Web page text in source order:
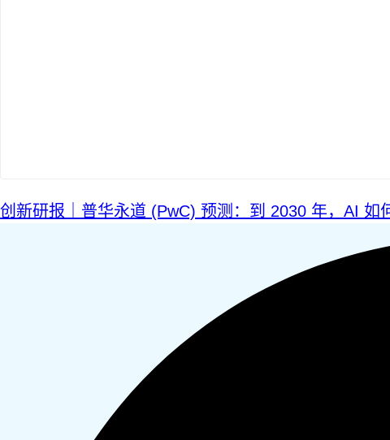
创新研报｜普华永道 (PwC) 预测：到 2030 年，AI 如